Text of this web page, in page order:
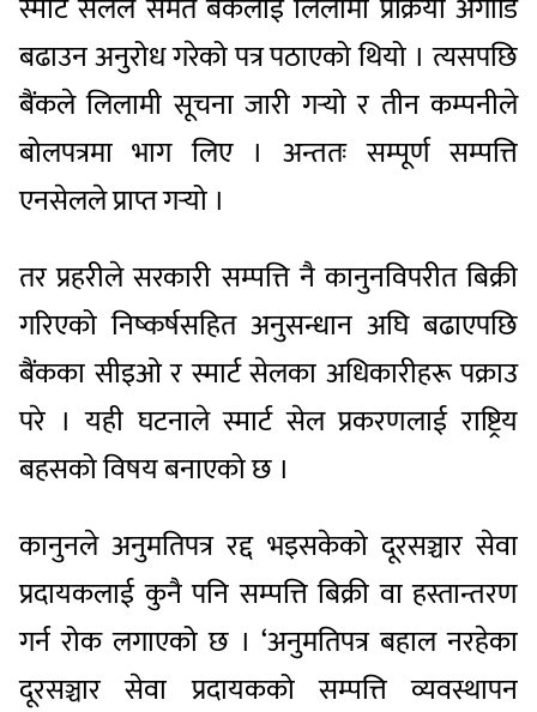
बढाउन अनुरोध गरेको पत्र पठाएको थियो । त्यसपछि
बैंकले लिलामी सूचना जारी गर्‍यो र तीन कम्पनीले
बोलपत्रमा भाग लिए । अन्ततः सम्पूर्ण सम्पत्ति
एनसेलले प्राप्त गर्‍यो ।
तर प्रहरीले सरकारी सम्पत्ति नै कानुनविपरीत बिक्री
गरिएको निष्कर्षसहित अनुसन्धान अघि बढाएपछि
बैंकका सीइओ र स्मार्ट सेलका अधिकारीहरू पक्राउ
परे । यही घटनाले स्मार्ट सेल प्रकरणलाई राष्ट्रिय
बहसको विषय बनाएको छ ।
कानुनले अनुमतिपत्र रद्द भइसकेको दूरसञ्चार सेवा
प्रदायकलाई कुनै पनि सम्पत्ति बिक्री वा हस्तान्तरण
गर्न रोक लगाएको छ । ‘अनुमतिपत्र बहाल नरहेका
दूरसञ्चार सेवा प्रदायकको सम्पत्ति व्यवस्थापन